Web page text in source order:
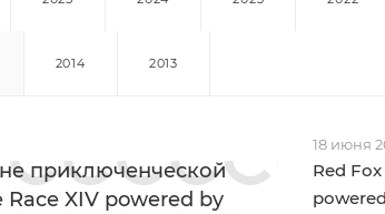
2014 2013
приключенческой
Race XIV powered by
18 июня
Red